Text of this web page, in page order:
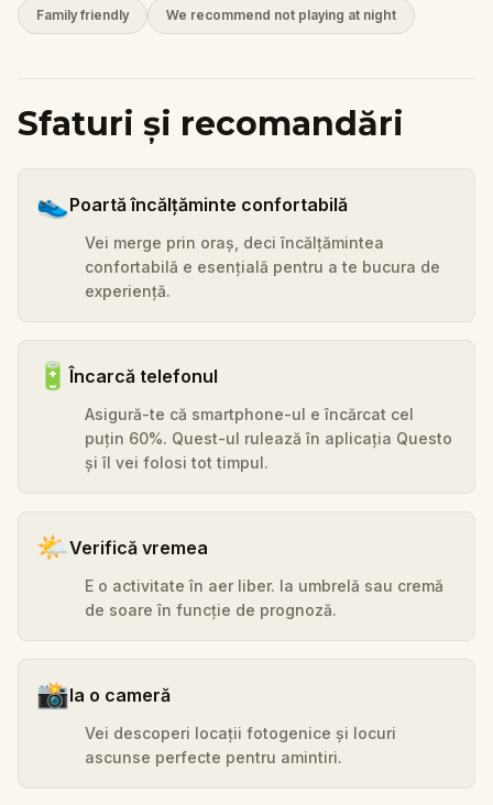
Family friendly We recommend not playing at night
Sfaturi și recomandări
👟Poartă încălțăminte confortabilă
Vei merge prin oraș, deci încălțămintea
confortabilă e esențială pentru a te bucura de
experiență.
🔋Încarcă telefonul
Asigură-te că smartphone-ul e încărcat cel
puțin 60%. Quest-ul rulează în aplicația Questo
și îl vei folosi tot timpul.
🌤️Verifică vremea
E o activitate în aer liber. Ia umbrelă sau cremă
de soare în funcție de prognoză.
📸Ia o cameră
Vei descoperi locații fotogenice și locuri
ascunse perfecte pentru amintiri.